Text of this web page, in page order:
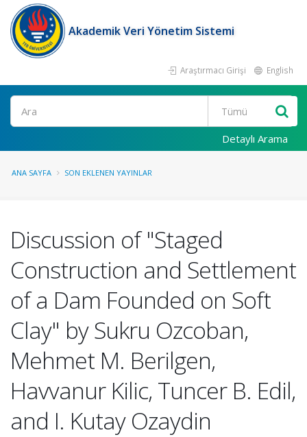
Akademik Veri Yönetim Sistemi
Araştırmacı Girişi English
Ara
Detaylı Arama
ANA SAYFA SON EKLENEN YAYINLAR
Discussion of "Staged
Construction and Settlement
of a Dam Founded on Soft
Clay" by Sukru Ozcoban,
Mehmet M. Berilgen,
Havvanur Kilic, Tuncer B. Edil,
and I. Kutay Ozaydin